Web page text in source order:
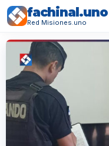
fachinal.uno
Red Misiones.uno